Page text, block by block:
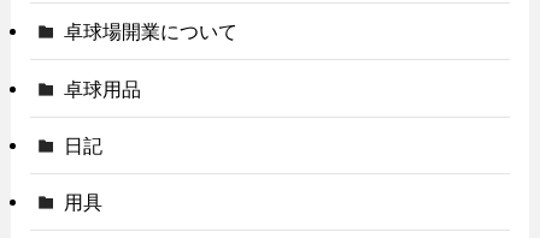
卓球場開業について
卓球用品
日記
用具